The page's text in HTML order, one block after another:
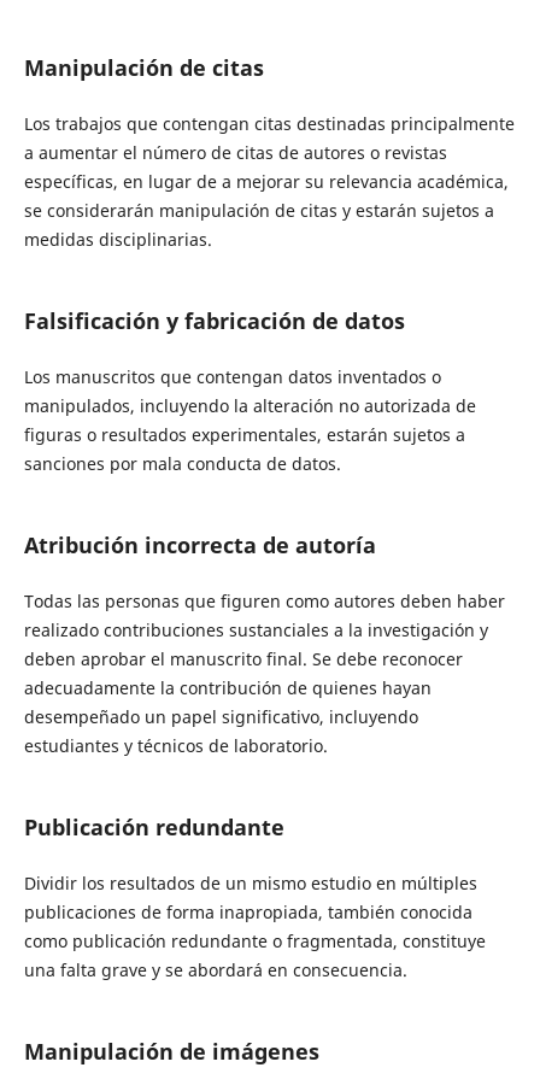
Manipulación de citas
Los trabajos que contengan citas destinadas principalmente
a aumentar el número de citas de autores o revistas
específicas, en lugar de a mejorar su relevancia académica,
se considerarán manipulación de citas y estarán sujetos a
medidas disciplinarias.
Falsificación y fabricación de datos
Los manuscritos que contengan datos inventados o
manipulados, incluyendo la alteración no autorizada de
figuras o resultados experimentales, estarán sujetos a
sanciones por mala conducta de datos.
Atribución incorrecta de autoría
Todas las personas que figuren como autores deben haber
realizado contribuciones sustanciales a la investigación y
deben aprobar el manuscrito final. Se debe reconocer
adecuadamente la contribución de quienes hayan
desempeñado un papel significativo, incluyendo
estudiantes y técnicos de laboratorio.
Publicación redundante
Dividir los resultados de un mismo estudio en múltiples
publicaciones de forma inapropiada, también conocida
como publicación redundante o fragmentada, constituye
una falta grave y se abordará en consecuencia.
Manipulación de imágenes